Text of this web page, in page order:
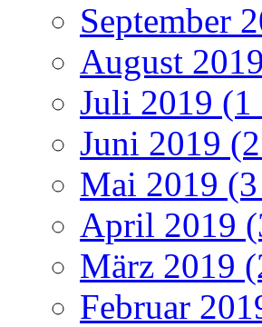
September
August
Juli 2019 (1
Juni 2019
Mai 2019
April 2019
März 2019
Februar